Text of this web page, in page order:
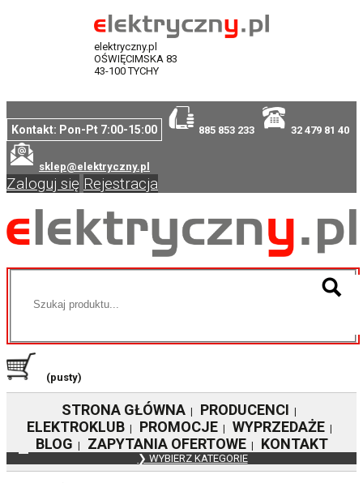
elektryczny.pl
OŚWIĘCIMSKA 83
43-100 TYCHY
Kontakt: Pon-Pt 7:00-15:00 885 853 233 32 479 81 40
sklep@elektryczny.pl
Zaloguj się Rejestracja
(pusty)
STRONA GŁÓWNA PRODUCENCI
ELEKTROKLUB| PROMOCJE| WYPRZEDAŻE|
BLOG ZAPYTANIA OFERTOWE| KONTAKT
❯ WYBIERZ KATEGORIE